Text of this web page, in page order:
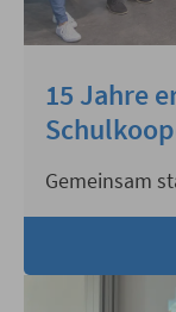
15 Jahre
Gemeinsam